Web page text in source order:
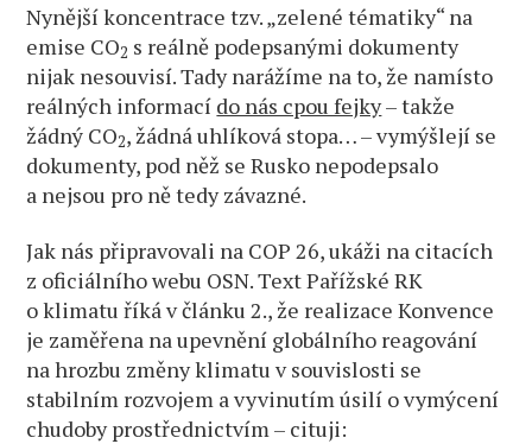
Nynější koncentrace tzv. „zelené tématiky“ na
emise CO2 s reálně podepsanými dokumenty
nijak nesouvisí. Tady narážíme na to, že namísto
reálných informací do nás cpou fejky– takže
žádný CO2, žádná uhlíková stopa… – vymýšlejí se
dokumenty, pod něž se Rusko nepodepsalo
a nejsou pro ně tedy závazné.
Jak nás připravovali na COP 26, ukáži na citacích
z oficiálního webu OSN. Text Pařížské RK
o klimatu říká v článku 2., že realizace Konvence
je zaměřena na upevnění globálního reagování
na hrozbu změny klimatu v souvislosti se
stabilním rozvojem a vyvinutím úsilí o vymýcení
chudoby prostřednictvím – cituji: